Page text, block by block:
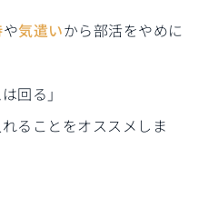
や気遣いから部活をやめに
回る」
ることをオススメしま